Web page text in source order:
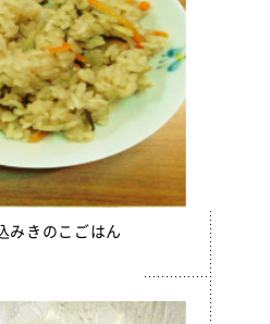
みきのこごはん